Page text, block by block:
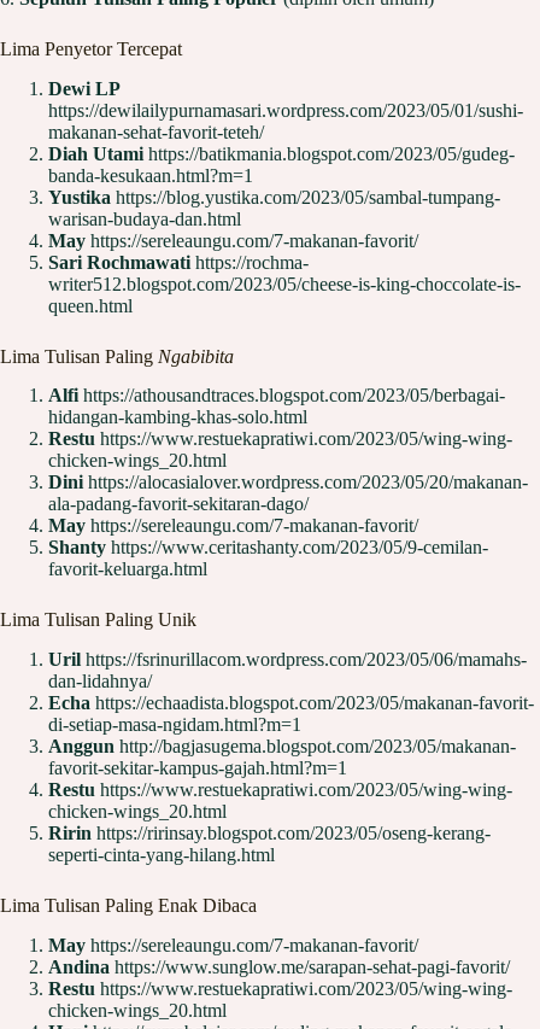
Lima Penyetor Tercepat
Dewi LP
https://dewilailypurnamasari.wordpress.com/2023/05/01/sushi-
makanan-sehat-favorit-teteh/
Diah Utami https://batikmania.blogspot.com/2023/05/gudeg-
banda-kesukaan.html?m=1
Yustika https://blog.yustika.com/2023/05/sambal-tumpang-
warisan-budaya-dan.html
May https://sereleaungu.com/7-makanan-favorit/
Sari Rochmawati https://rochma-
writer512.blogspot.com/2023/05/cheese-is-king-choccolate-is-
queen.html
Lima Tulisan Paling Ngabibita
Alfi https://athousandtraces.blogspot.com/2023/05/berbagai-
hidangan-kambing-khas-solo.html
Restu https://www.restuekapratiwi.com/2023/05/wing-wing-
chicken-wings_20.html
Dini https://alocasialover.wordpress.com/2023/05/20/makanan-
ala-padang-favorit-sekitaran-dago/
May https://sereleaungu.com/7-makanan-favorit/
Shanty https://www.ceritashanty.com/2023/05/9-cemilan-
favorit-keluarga.html
Lima Tulisan Paling Unik
Uril https://fsrinurillacom.wordpress.com/2023/05/06/mamahs-
dan-lidahnya/
Echa https://echaadista.blogspot.com/2023/05/makanan-favorit-
di-setiap-masa-ngidam.html?m=1
Anggun http://bagjasugema.blogspot.com/2023/05/makanan-
favorit-sekitar-kampus-gajah.html?m=1
Restu https://www.restuekapratiwi.com/2023/05/wing-wing-
chicken-wings_20.html
Ririn https://ririnsay.blogspot.com/2023/05/oseng-kerang-
seperti-cinta-yang-hilang.html
Lima Tulisan Paling Enak Dibaca
May https://sereleaungu.com/7-makanan-favorit/
Andina https://www.sunglow.me/sarapan-sehat-pagi-favorit/
Restu https://www.restuekapratiwi.com/2023/05/wing-wing-
chicken-wings_20.html